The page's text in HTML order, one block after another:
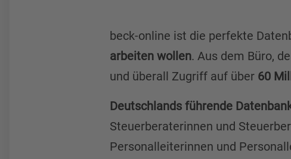
beck-online ist die perfekte
arbeiten wollen. Aus dem Büro,
und überall Zugriff auf über 60
Deutschlands führende
Steuerberaterinnen und
Personalleiterinnen und